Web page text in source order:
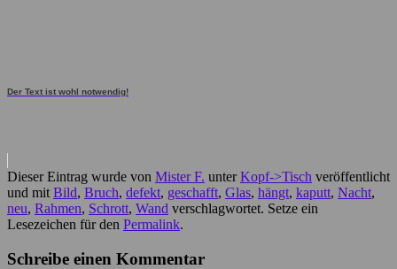
Der Text ist wohl notwendig!
Dieser Eintrag wurde von Mister F. unterKopf->Tisch veröffentlicht
und mit Bild, Bruch, defekt, geschafft, Glas, hängt, kaputt, Nacht,
neu, Rahmen, Schrott, Wand verschlagwortet. Setze ein
Lesezeichen für den Permalink.
Schreibe einen Kommentar